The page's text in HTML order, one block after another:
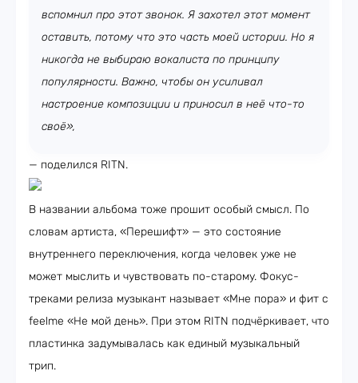
вспомнил про этот звонок. Я захотел этот момент
оставить, потому что это часть моей истории. Но я
никогда не выбираю вокалиста по принципу
популярности. Важно, чтобы он усиливал
настроение композиции и приносил в неё что-то
своё»,
— поделился RITN.
В названии альбома тоже прошит особый смысл. По
словам артиста, «Перешифт» — это состояние
внутреннего переключения, когда человек уже не
может мыслить и чувствовать по-старому. Фокус-
треками релиза музыкант называет «Мне пора» и фит с
feelme «Не мой день». При этом RITN подчёркивает, что
пластинка задумывалась как единый музыкальный
трип.